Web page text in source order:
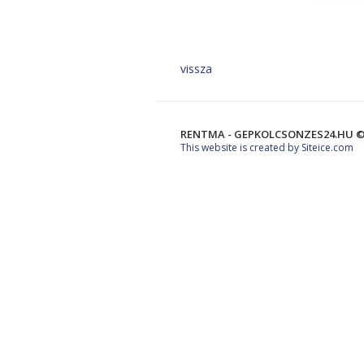
vissza
RENTMA - GEPKOLCSONZES24.HU
This website is created by Siteice.com